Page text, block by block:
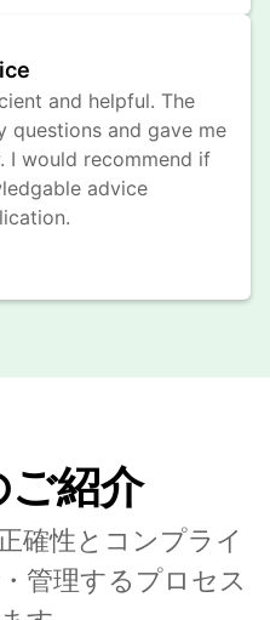
and helpful. The
questions and gave me
I would recommend if
advice
紹介
確性とコンプライ
管理するプロセス